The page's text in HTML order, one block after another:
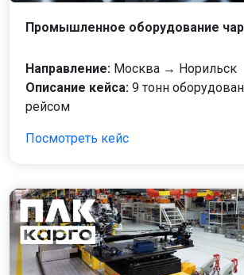
Промышленное оборудование
Направление: Москва → Норильск
Описание кейса: 9 тонн
рейсом
Посмотреть кейс